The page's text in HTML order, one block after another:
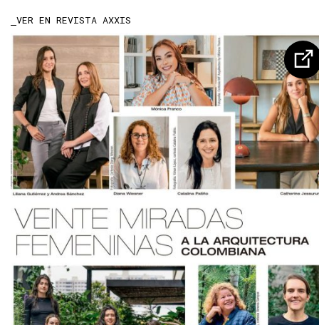
VER EN REVISTA AXXIS